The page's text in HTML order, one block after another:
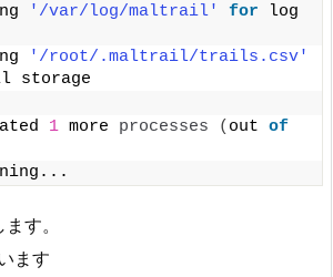
'/var/log/maltrail' for log
'/root/.maltrail/trails.csv'
storage
1 more processes ( out of
す。
ます